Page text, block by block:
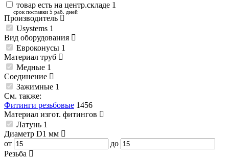
товар есть на центр.складе 1
срок поставки 5 раб. дней
Производитель
Usystems 1
Вид оборудования
Евроконусы 1
Материал труб
Медные 1
Соединение
Зажимные 1
См. также:
Фитинги резьбовые 1456
Материал изгот. фитингов
Латунь 1
Диаметр D1 мм
от
до
Резьба